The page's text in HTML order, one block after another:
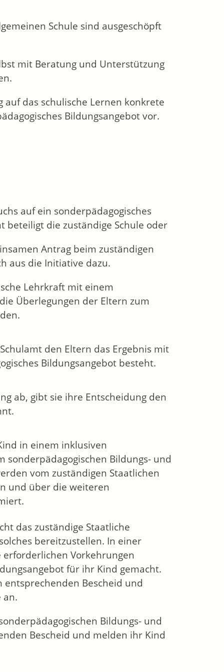
Schule sind ausgeschöpft
mit Beratung und Unterstützung
das schulische Lernen konkrete
Bildungsangebot vor.
auf ein sonderpädagogisches
beteiligt die zuständige Schule oder
Antrag beim zuständigen
aus die Initiative dazu.
Lehrkraft mit einem
Überlegungen der Eltern zum
den Eltern das Ergebnis mit
Bildungsangebot besteht.
ab, gibt sie ihre Entscheidung den
in einem inklusiven
sonderpädagogischen Bildungs- und
vom zuständigen Staatlichen
und über die weiteren
das zuständige Staatliche
bereitzustellen. In einer
Vorkehrungen
für ihr Kind gemacht.
entsprechenden Bescheid und
an.
Bildungs- und
Bescheid und melden ihr Kind